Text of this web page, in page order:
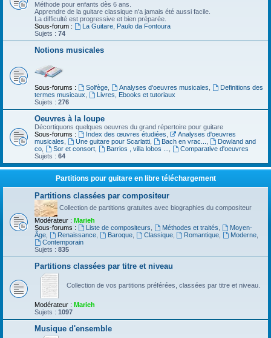
Méthode pour enfants dès 6 ans.
Apprendre de la guitare classique n'a jamais été aussi facile.
La difficulté est progressive et bien préparée.
Sous-forum :
La Guitare, Paulo da Fontoura
Sujets : 74
Notions musicales
Sous-forums : Solfège, Analyses d'oeuvres musicales
Definitions des
termes musicaux
Livres, Ebooks et tutoriaux
Sujets : 276
Oeuvres à la loupe
Décortiquons quelques oeuvres du grand répertoire pour guitare
Sous-forums :
Index des œuvres étudiées
Analyses d'oeuvres
musicales
Une guitare pour Scarlatti, Bach en vrac...
Dowland and
co
Sor et consort, Barrios , villa lobos ...
Comparative d'oeuvres
Sujets : 64
Partitions pour guitare en libre téléchargement
Partitions classées par compositeur
Collection de partitions gratuites avec biographies du compositeur
Modérateur : Marieh
Sous-forums :
Liste de compositeurs Méthodes et traités
Moyen-
Âge
Renaissance, Baroque, Classique, Romantique Moderne
Contemporain
Sujets : 835
Partitions classées par titre et niveau
Collection de vos partitions préférées, classées par titre et niveau.
Modérateur : Marieh
Sujets : 1097
Musique d'ensemble